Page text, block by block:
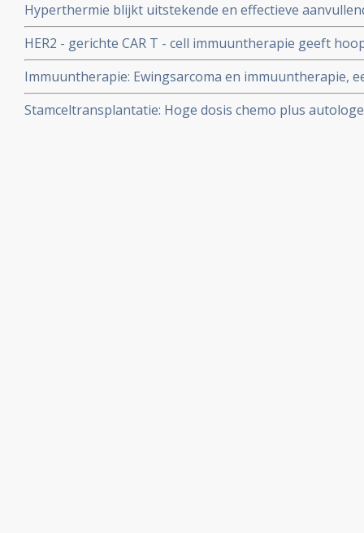
Hyperthermie blijkt uitstekende en effectieve
weke delen kanker aldus gerandomiseerde fase III
HER2 - gerichte CAR T - cell immuuntherapie geeft
met recidief van voorbehandelde sarcoma's
Immuuntherapie: Ewingsarcoma en immuuntherapie,
spontane remissie na een bacteriële infectie
Stamceltransplantatie: Hoge dosis chemo plus